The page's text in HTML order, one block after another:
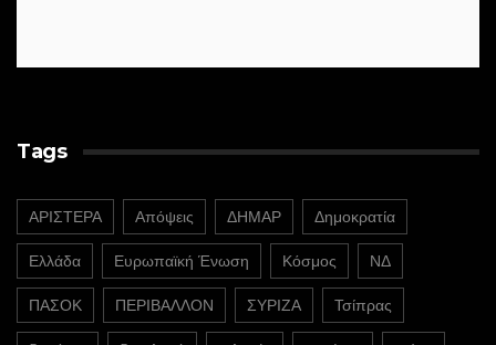
Tags
ΑΡΙΣΤΕΡΑ Απόψεις ΔΗΜΑΡ Δημοκρατία
Ελλάδα Ευρωπαϊκή Ένωση Κόσμος ΝΔ
ΠΑΣΟΚ ΠΕΡΙΒΑΛΛΟΝ ΣΥΡΙΖΑ Τσίπρας